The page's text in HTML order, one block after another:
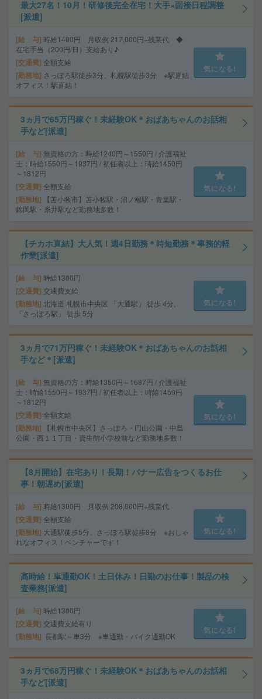
最大27名！10月！研修後完全在宅！大手×面接日程調整
[派遣]
給 与 時給1400円 月収例 217,000円+残業代 ◆
在宅手当（200円/日）支給あり♪
交通費 全額支給
勤務地 さっぽろ駅徒歩3分、札幌駅徒歩3分 ※駅直結
オフィス！駅直結！
気になる!
3ヵ月で65万円稼ぐ！未経験OK＊おばあちゃんのお話相
手など[派遣]
給 与 無資格の方：時給1240円～1550円 / 介護福祉
士：時給1550円～1937円 / 初任者以上：時給1450円
～1812円
交通費 全額支給
勤務地
【苫小牧市】苫小牧駅・沼ノ端駅・青葉駅・
錦岡駅・糸井駅など勤務地多数！
気になる!
【チカホ直結】大人気！週4日勤務＊時短勤務＊事務的軽
作業[派遣]
給 与 時給1300円
交通費 交通費支給
勤務地 北海道 札幌市中央区 「大通駅」 徒歩 4分,
「さっぽろ駅」 徒歩 5分
気になる!
3ヵ月で71万円稼ぐ！未経験OK＊おばあちゃんのお話相
手など＊[派遣]
給 与 無資格の方：時給1350円～1687円 / 介護福祉
士：時給1550円～1937円 / 初任者以上：時給1450円
～1812円
交通費 全額支給
勤務地
【札幌市中央区】さっぽろ・円山公園・中島
公園・西１１丁目・資生館小学校前など勤務地多数！
気になる!
【8月開始】在宅あり！長期！バナー広告をつくるお仕
事！朝遅め[派遣]
給 与 時給1300円 月収例 208,000円+残業代
交通費 全額支給
勤務地 大通駅徒歩5分、さっぽろ駅徒歩8分 ※おしゃ
れなオフィス！ベンチャーです！
気になる!
高時給！車通勤OK！土日休み！日勤のお仕事！製品の検
査業務[派遣]
給 与 時給1300円
交通費 交通費支給有り
勤務地 長都駅～車3分 ※車通勤・バイク通勤OK
気になる!
3ヵ月で68万円稼ぐ！未経験OK＊おばあちゃんのお話相
手など[派遣]